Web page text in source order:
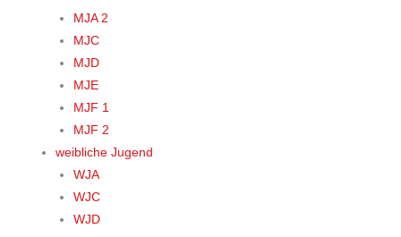
MJA 2
MJC
MJD
MJE
MJF 1
MJF 2
weibliche Jugend
WJA
WJC
WJD